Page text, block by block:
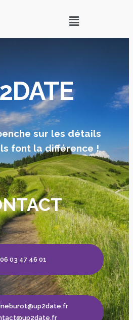
sur les détails
font la différence !
06 03 47 46 01